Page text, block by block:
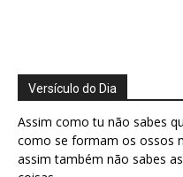
Versículo do Dia
Assim como tu não sabes
como se formam os ossos
assim também não sabes